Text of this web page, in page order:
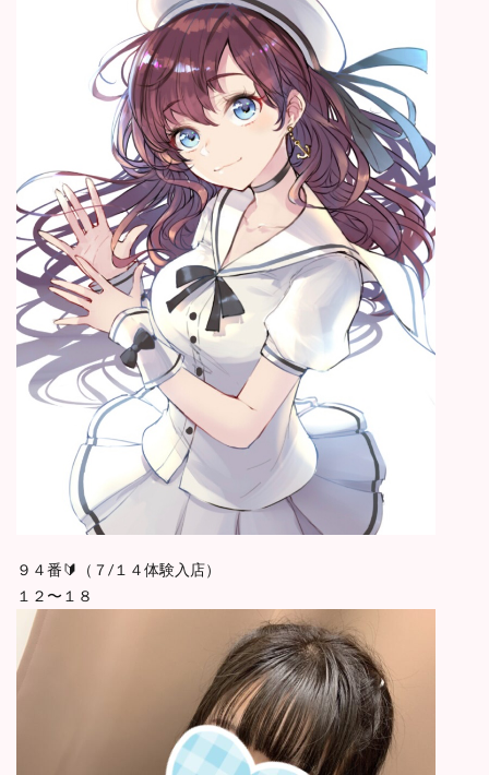
９４番🔰（７/１４体験入店）
１２〜１８